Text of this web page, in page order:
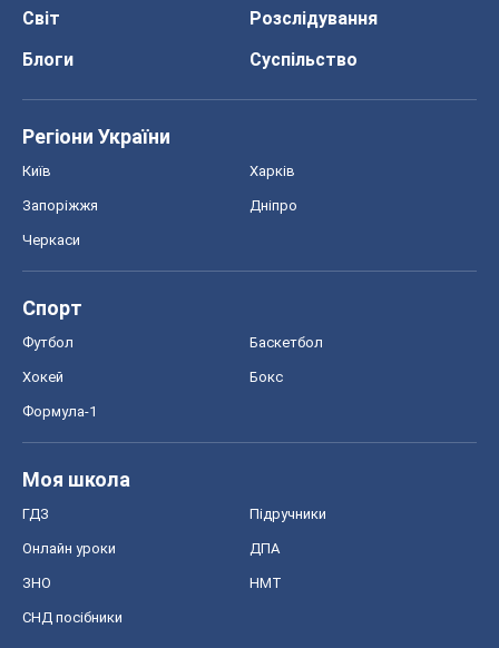
Світ
Розслідування
Блоги
Суспільство
Регіони України
Київ Харків
Запоріжжя Дніпро
Черкаси
Спорт
Футбол Баскетбол
Хокей Бокс
Формула-1
Моя школа
ГДЗ Підручники
Онлайн уроки ДПА
ЗНО НМТ
СНД посібники